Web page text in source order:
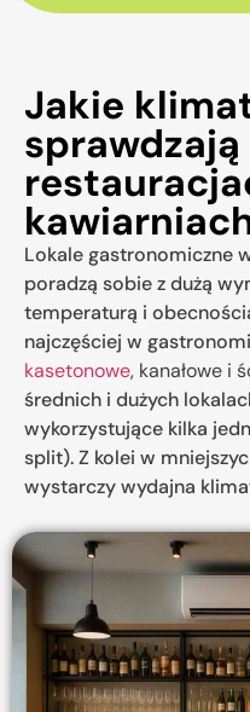
Jakie
sprawdzają
Lokale gastronomiczne
poradzą sobie z dużą
temperaturą i
najczęściej w
kasetonowe, kanałowe i
średnich i dużych
wykorzystujące kilka
split). Z kolei w
wystarczy wydajna